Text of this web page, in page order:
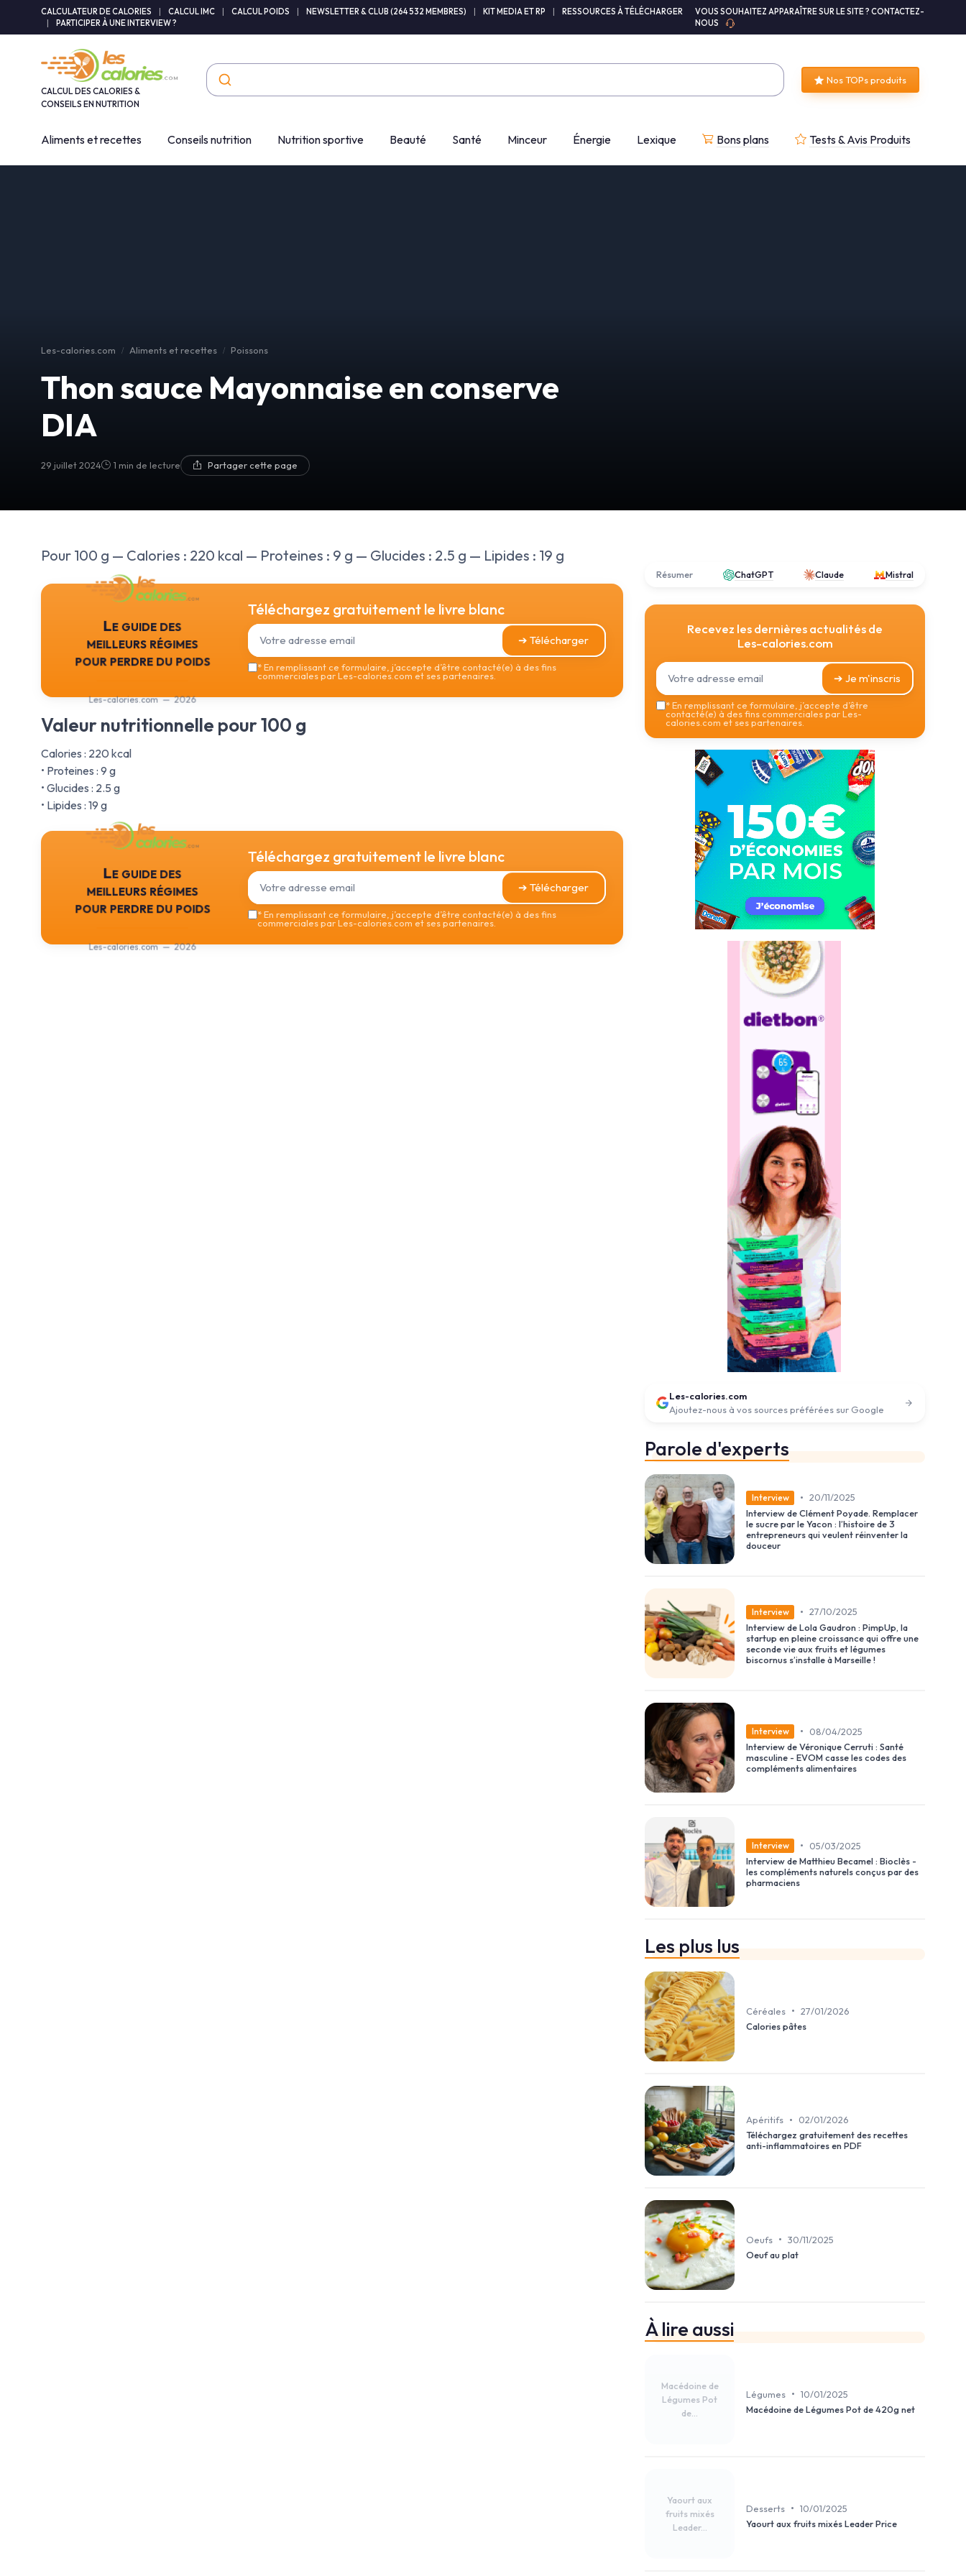
CALCULATEUR DE CALORIES CALCUL IMC CALCUL POIDS NEWSLETTER & CLUB (264 532 MEMBRES) KIT MEDIA ET RP
RESSOURCES À TÉLÉCHARGER
PARTICIPER À UNE INTERVIEW ?
VOUS SOUHAITEZ APPARAÎTRE SUR LE SITE ? CONTACTEZ-
NOUS
CALCUL DES CALORIES &
CONSEILS EN NUTRITION
Nos TOPs produits
Aliments et recettes Conseils nutrition Nutrition sportive Beauté Santé Minceur Énergie Lexique Bons plans Tests & Avis Produits
Les-calories.com Aliments et recettes Poissons
Thon sauce Mayonnaise en conserve
DIA
29 juillet 2024 1 min de lecture Partager cette page
Pour 100 g — Calories : 220 kcal — Proteines : 9 g — Glucides : 2.5 g — Lipides : 19 g
Le guide des
meilleurs régimes
pour perdre du poids
Les-calories.com — 2026
Téléchargez gratuitement le livre blanc
➔ Télécharger
*En remplissant ce formulaire, j’accepte d’être contacté(e) à des fins
commerciales par Les-calories.com et ses partenaires.
Valeur nutritionnelle pour 100 g
Calories : 220 kcal
• Proteines : 9 g
• Glucides : 2.5 g
• Lipides : 19 g
Le guide des
meilleurs régimes
pour perdre du poids
Les-calories.com — 2026
Téléchargez gratuitement le livre blanc
➔ Télécharger
*En remplissant ce formulaire, j’accepte d’être contacté(e) à des fins
commerciales par Les-calories.com et ses partenaires.
Résumer ChatGPT Claude Mistral
Recevez les dernières actualités de
Les-calories.com
➔ Je m'inscris
*En remplissant ce formulaire, j’accepte d’être
contacté(e) à des fins commerciales par Les-
calories.com et ses partenaires.
Les-calories.com
Ajoutez-nous à vos sources préférées sur Google
Parole d'experts
Interview • 20/11/2025
Interview de Clément Poyade. Remplacer
le sucre par le Yacon : l’histoire de 3
entrepreneurs qui veulent réinventer la
douceur
Interview • 27/10/2025
Interview de Lola Gaudron : PimpUp, la
startup en pleine croissance qui offre une
seconde vie aux fruits et légumes
biscornus s’installe à Marseille !
Interview •
08/04/2025
Interview de Véronique Cerruti : Santé
masculine - EVOM casse les codes des
compléments alimentaires
Interview •
05/03/2025
Interview de Matthieu Becamel : Bioclès -
les compléments naturels conçus par des
pharmaciens
Les plus lus
Céréales • 27/01/2026
Calories pâtes
Apéritifs •
02/01/2026
Téléchargez gratuitement des recettes
anti-inflammatoires en PDF
Oeufs • 30/11/2025
Oeuf au plat
À lire aussi
Macédoine de
Légumes Pot
de...
Légumes • 10/01/2025
Macédoine de Légumes Pot de 420g net
Yaourt aux
fruits mixés
Leader...
Desserts • 10/01/2025
Yaourt aux fruits mixés Leader Price
Panneau de gestion des cookies